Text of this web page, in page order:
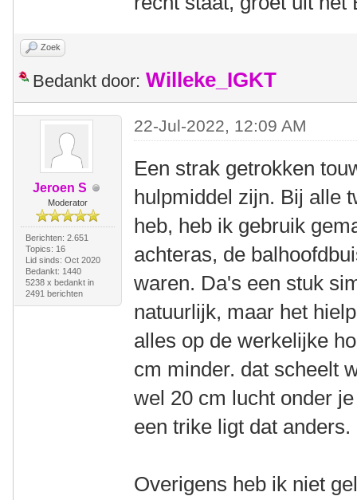
Zoek
Bedankt door: Willeke_IGKT
Jeroen S
Moderator
Berichten: 2.651
Topics: 16
Lid sinds: Oct 2020
Bedankt: 1440
5238 x bedankt in
2491 berichten
22-Jul-2022, 12:09 AM
Een strak getrokken
hulpmiddel zijn. Bij alle
heb, heb ik gebruik
achteras, de
waren. Da's een stuk
natuurlijk, maar het
alles op de werkelijke
cm minder. dat scheelt
wel 20 cm lucht onder
een trike ligt dat anders.
Overigens heb ik niet